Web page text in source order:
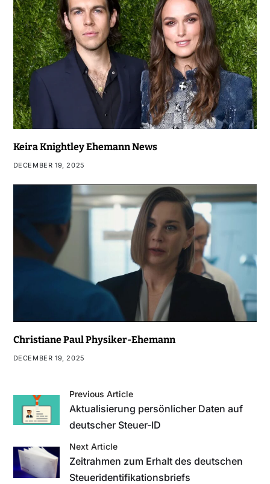
Keira Knightley Ehemann News
DECEMBER 19, 2025
Christiane Paul Physiker-Ehemann
DECEMBER 19, 2025
Previous Article
Aktualisierung persönlicher Daten auf
deutscher Steuer-ID
Next Article
Zeitrahmen zum Erhalt des deutschen
Steueridentifikationsbriefs